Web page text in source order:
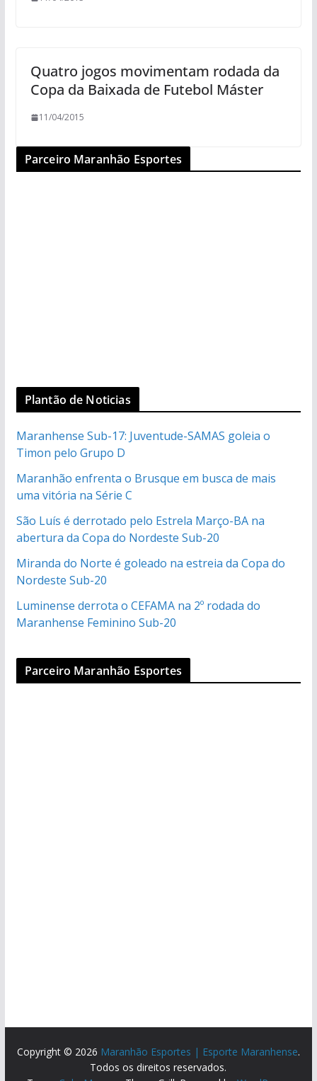
Quatro jogos movimentam rodada da
Copa da Baixada de Futebol Máster
11/04/2015
Parceiro Maranhão Esportes
Plantão de Noticias
Maranhense Sub-17: Juventude-SAMAS goleia o
Timon pelo Grupo D
Maranhão enfrenta o Brusque em busca de mais
uma vitória na Série C
São Luís é derrotado pelo Estrela Março-BA na
abertura da Copa do Nordeste Sub-20
Miranda do Norte é goleado na estreia da Copa do
Nordeste Sub-20
Luminense derrota o CEFAMA na 2º rodada do
Maranhense Feminino Sub-20
Parceiro Maranhão Esportes
Copyright © 2026 Maranhão Esportes | Esporte Maranhense.
Todos os direitos reservados.